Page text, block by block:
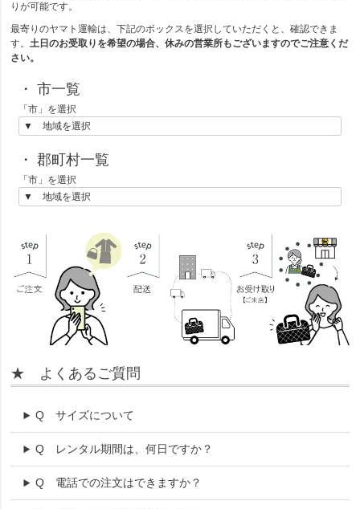
りが可能です。
最寄りのヤマト運輸は、下記のボックスを選択していただくと、確認できま
す。土日のお受取りを希望の場合、休みの営業所もございますのでご注意くだ
さい。
・ 市一覧
「市」を選択
・ 郡町村一覧
「市」を選択
★ よくあるご質問
Q サイズについて
Q レンタル期間は、何日ですか？
Q 電話での注文はできますか？